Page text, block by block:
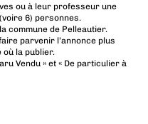
ou à leur professeur une
6) personnes.
commune de Pelleautier.
parvenir l’annonce plus
où la publier.
Vendu » et « De particulier à